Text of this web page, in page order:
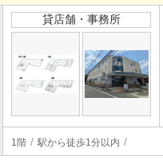
貸店舗・事務所
1階 駅から徒歩1分以内